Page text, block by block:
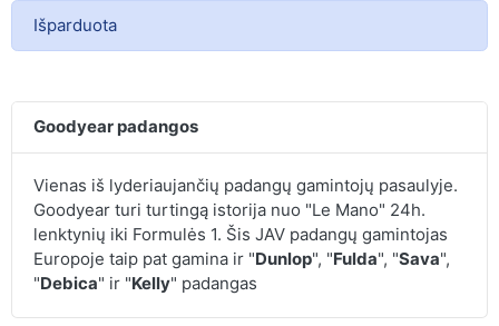
Išparduota
Goodyear padangos
Vienas iš lyderiaujančių padangų gamintojų pasaulyje.
Goodyear turi turtingą istorija nuo "Le Mano" 24h.
lenktynių iki Formulės 1. Šis JAV padangų gamintojas
Europoje taip pat gamina ir "Dunlop", "Fulda", "Sava",
"Debica" ir "Kelly" padangas